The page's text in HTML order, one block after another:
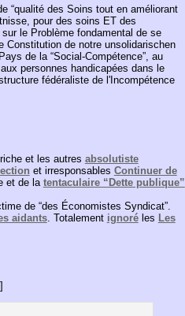
“qualité des Soins tout en améliorant
pour des soins ET des
le Problème fondamental de se
Constitution de notre unsolidarischen
de la “Social-Compétence”, au
personnes handicapées dans le
fédéraliste de l'Incompétence
et les autres absolutiste
et irresponsables Continuer de
et de la tentaculaire “Dette publique”
de “des Économistes Syndicat”.
aidants. Totalement ignoréles Les